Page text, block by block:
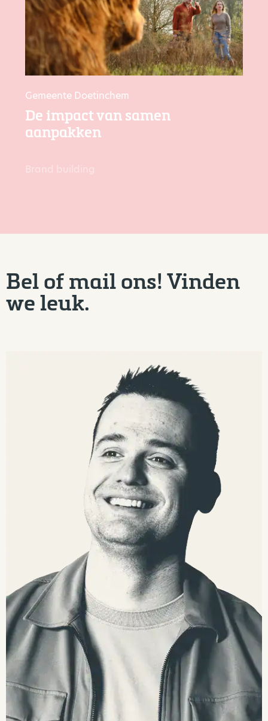
Gemeente Doetinchem
De impact van samen
aanpakken
Bel of mail ons! Vinden
we leuk.